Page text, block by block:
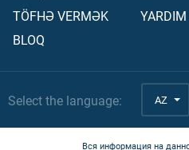
TÖFHƏ VERMƏK
BLOQ
Select the language: AZ
Вся информация на